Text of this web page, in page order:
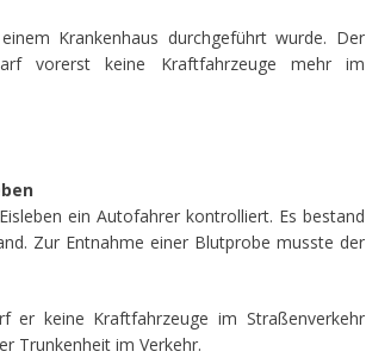
Krankenhaus durchgeführt wurde. Der
vorerst keine Kraftfahrzeuge mehr im
ein Autofahrer kontrolliert. Es bestand
Zur Entnahme einer Blutprobe musste der
er keine Kraftfahrzeuge im Straßenverkehr
Trunkenheit im Verkehr.